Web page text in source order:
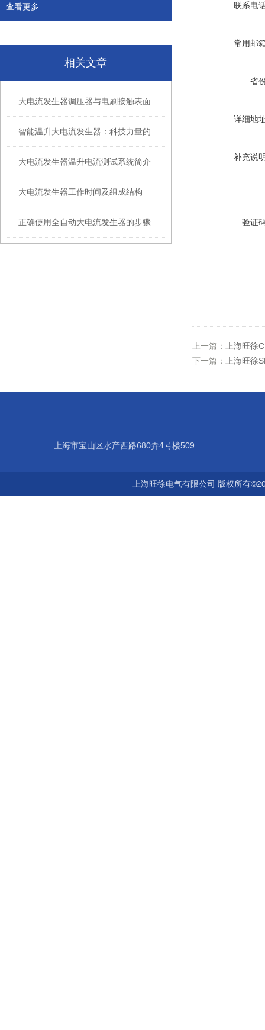
查看更多
相关文章
大电流发生器温升电流测试系统简介
大电流发生器工作时间及组成结构
正确使用全自动大电流发生器的步骤
联系电
常用邮
省
详细地
补充说
验证
上一篇：
上海旺徐
下一篇：
上海旺徐
上海市宝山区水产西路680弄4号楼509
上海旺徐电气有限公司 版权所有